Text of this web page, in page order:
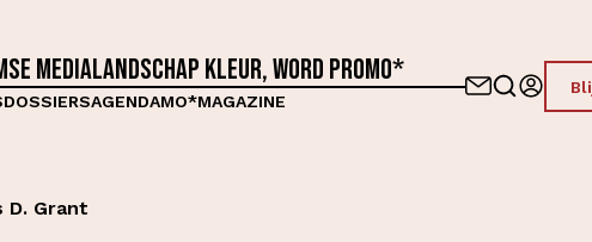
medialandschap kleur, word proMO*
DOSSIERSAGENDAMO*MAGAZINE
D. Grant